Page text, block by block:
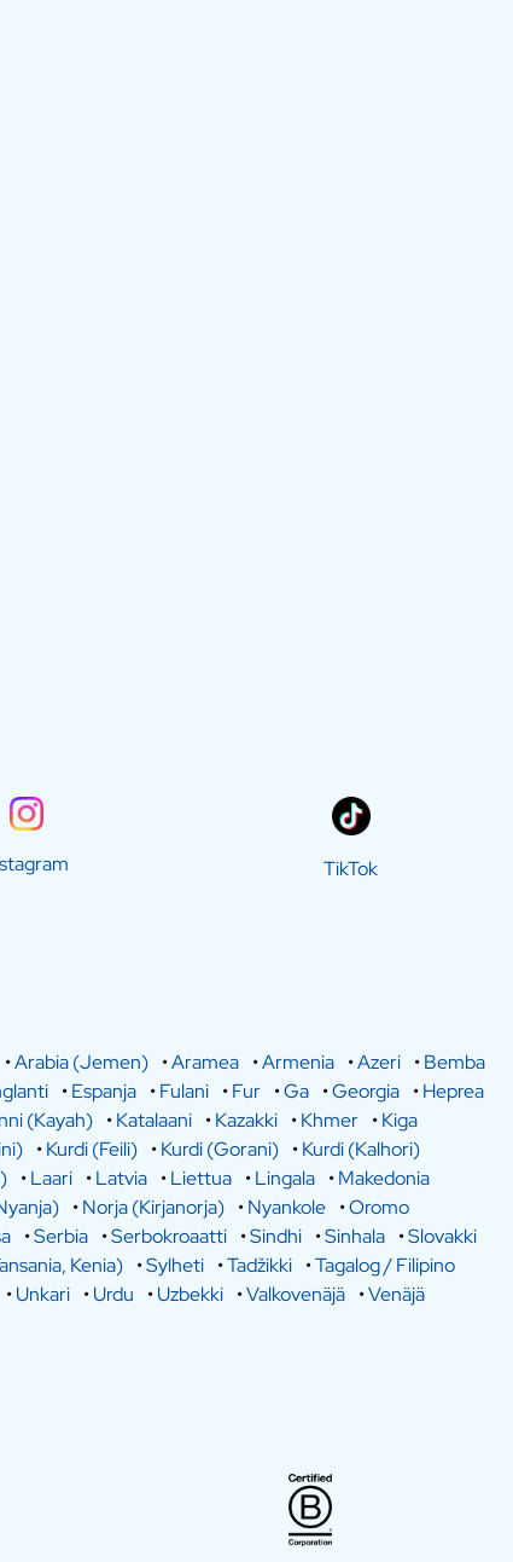
TikTok
•Arabia (Jemen) •Aramea •Armenia •Azeri •Bemba
•Espanja •Fulani •Fur •Ga •Georgia •Heprea
(Kayah) •Katalaani •Kazakki •Khmer •Kiga
•Kurdi (Feili) •Kurdi (Gorani) •Kurdi (Kalhori)
•Laari •Latvia •Liettua •Lingala •Makedonia
•Norja (Kirjanorja) •Nyankole •Oromo
•Serbia •Serbokroaatti •Sindhi •Sinhala •Slovakki
Kenia) •Sylheti •Tadžikki •Tagalog / Filipino
•Unkari •Urdu •Uzbekki •Valkovenäjä •Venäjä